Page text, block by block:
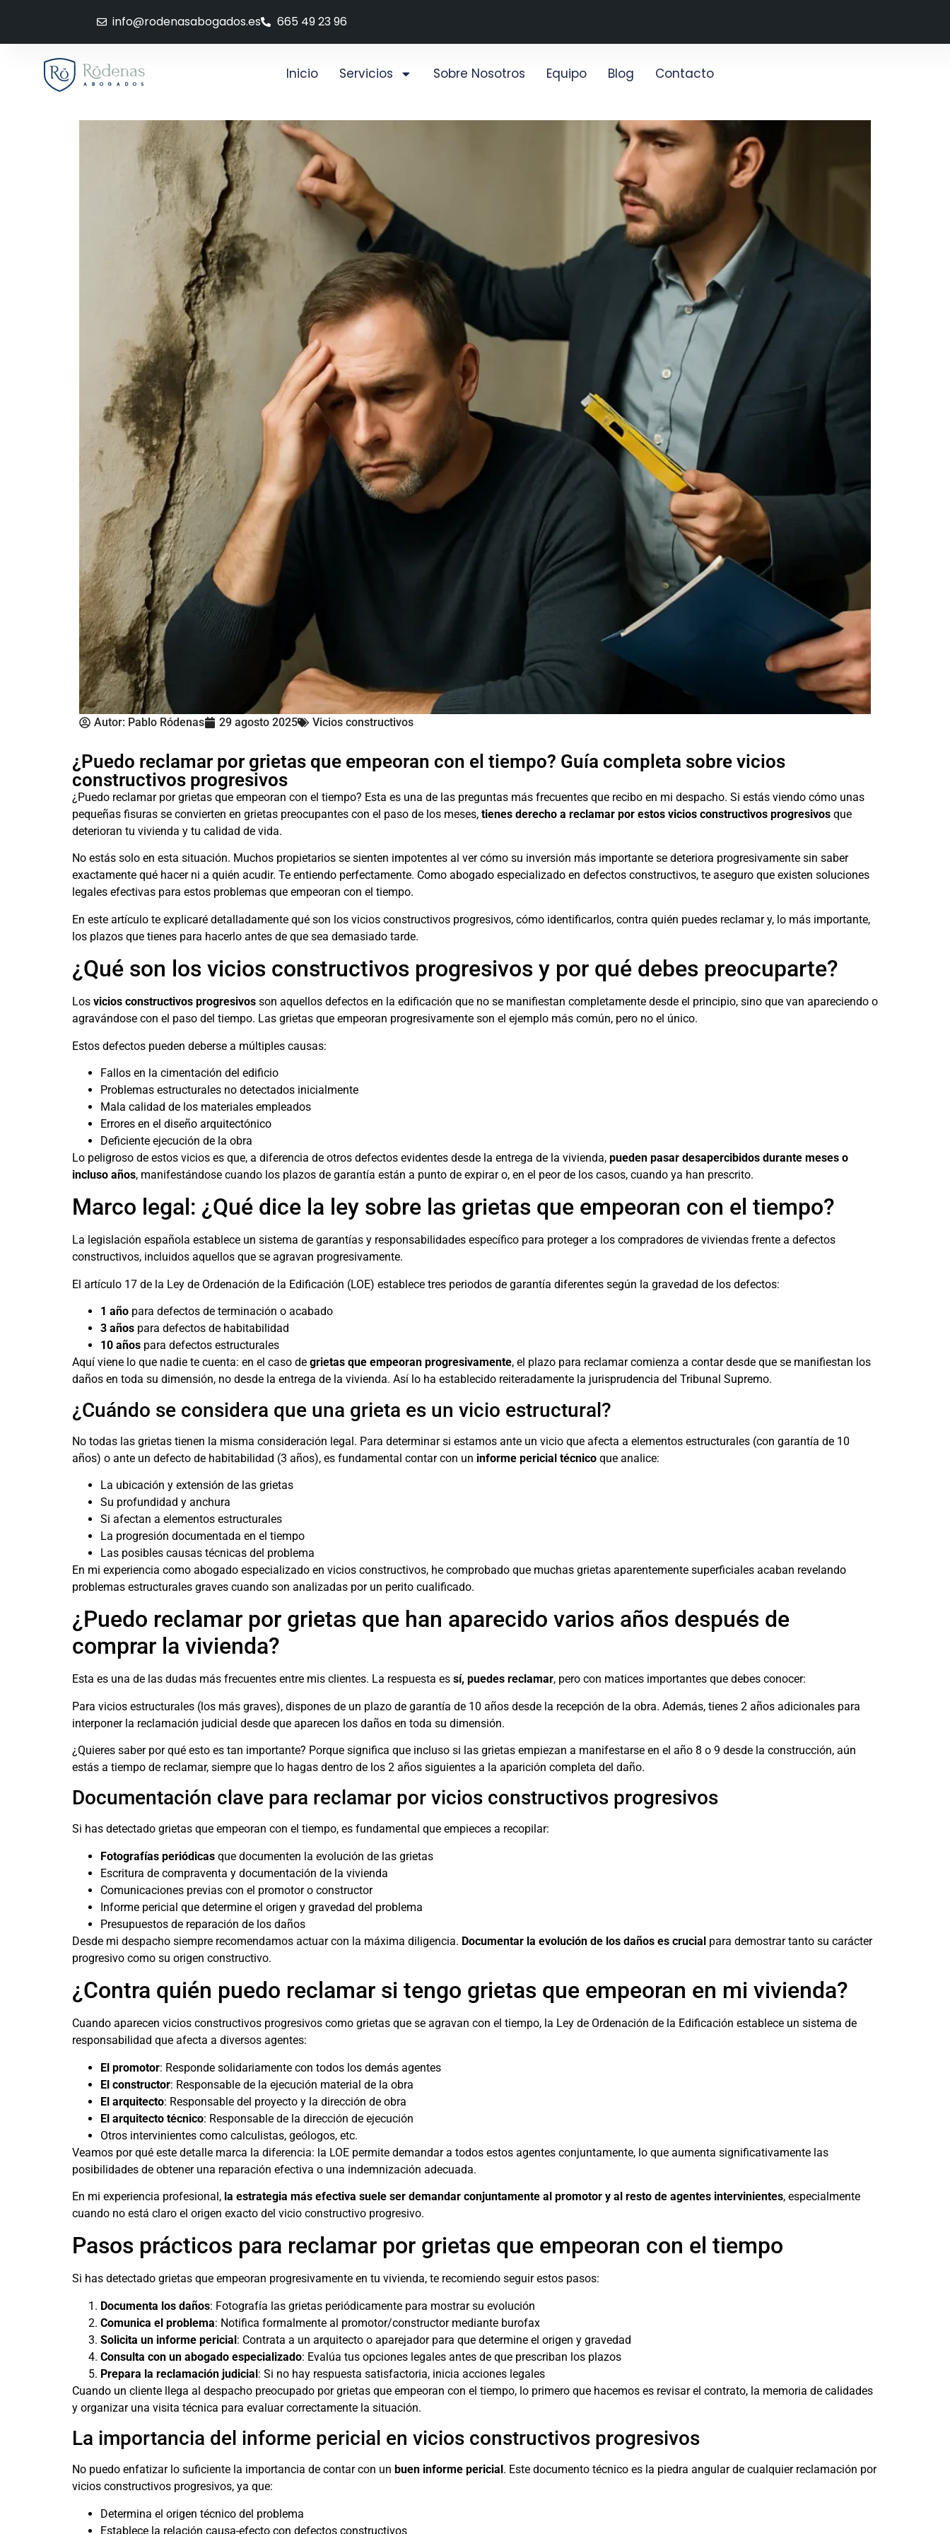
info@rodenasabogados.es 665 49 23 96
Inicio Servicios Sobre Nosotros Equipo Blog Contacto
Autor: Pablo Ródenas 29 agosto 2025 Vicios constructivos
¿Puedo reclamar por grietas que empeoran con el tiempo? Guía completa sobre vicios
constructivos progresivos
¿Puedo reclamar por grietas que empeoran con el tiempo? Esta es una de las preguntas más frecuentes que recibo en mi despacho. Si estás viendo cómo unas
pequeñas fisuras se convierten en grietas preocupantes con el paso de los meses, tienes derecho a reclamar por estos vicios constructivos progresivos que
deterioran tu vivienda y tu calidad de vida.
No estás solo en esta situación. Muchos propietarios se sienten impotentes al ver cómo su inversión más importante se deteriora progresivamente sin saber
exactamente qué hacer ni a quién acudir. Te entiendo perfectamente. Como abogado especializado en defectos constructivos, te aseguro que existen soluciones
legales efectivas para estos problemas que empeoran con el tiempo.
En este artículo te explicaré detalladamente qué son los vicios constructivos progresivos, cómo identificarlos, contra quién puedes reclamar y, lo más importante,
los plazos que tienes para hacerlo antes de que sea demasiado tarde.
¿Qué son los vicios constructivos progresivos y por qué debes preocuparte?
Los vicios constructivos progresivos son aquellos defectos en la edificación que no se manifiestan completamente desde el principio, sino que van apareciendo o
agravándose con el paso del tiempo. Las grietas que empeoran progresivamente son el ejemplo más común, pero no el único.
Estos defectos pueden deberse a múltiples causas:
Fallos en la cimentación del edificio
Problemas estructurales no detectados inicialmente
Mala calidad de los materiales empleados
Errores en el diseño arquitectónico
Deficiente ejecución de la obra
Lo peligroso de estos vicios es que, a diferencia de otros defectos evidentes desde la entrega de la vivienda, pueden pasar desapercibidos durante meses o
incluso años, manifestándose cuando los plazos de garantía están a punto de expirar o, en el peor de los casos, cuando ya han prescrito.
Marco legal: ¿Qué dice la ley sobre las grietas que empeoran con el tiempo?
La legislación española establece un sistema de garantías y responsabilidades específico para proteger a los compradores de viviendas frente a defectos
constructivos, incluidos aquellos que se agravan progresivamente.
El artículo 17 de la Ley de Ordenación de la Edificación (LOE) establece tres periodos de garantía diferentes según la gravedad de los defectos:
1 año para defectos de terminación o acabado
3 años para defectos de habitabilidad
10 años para defectos estructurales
Aquí viene lo que nadie te cuenta: en el caso de grietas que empeoran progresivamente, el plazo para reclamar comienza a contar desde que se manifiestan los
daños en toda su dimensión, no desde la entrega de la vivienda. Así lo ha establecido reiteradamente la jurisprudencia del Tribunal Supremo.
¿Cuándo se considera que una grieta es un vicio estructural?
No todas las grietas tienen la misma consideración legal. Para determinar si estamos ante un vicio que afecta a elementos estructurales (con garantía de 10
años) o ante un defecto de habitabilidad (3 años), es fundamental contar con un informe pericial técnico que analice:
La ubicación y extensión de las grietas
Su profundidad y anchura
Si afectan a elementos estructurales
La progresión documentada en el tiempo
Las posibles causas técnicas del problema
En mi experiencia como abogado especializado en vicios constructivos, he comprobado que muchas grietas aparentemente superficiales acaban revelando
problemas estructurales graves cuando son analizadas por un perito cualificado.
¿Puedo reclamar por grietas que han aparecido varios años después de
comprar la vivienda?
Esta es una de las dudas más frecuentes entre mis clientes. La respuesta es sí, puedes reclamar, pero con matices importantes que debes conocer:
Para vicios estructurales (los más graves), dispones de un plazo de garantía de 10 años desde la recepción de la obra. Además, tienes 2 años adicionales para
interponer la reclamación judicial desde que aparecen los daños en toda su dimensión.
¿Quieres saber por qué esto es tan importante? Porque significa que incluso si las grietas empiezan a manifestarse en el año 8 o 9 desde la construcción, aún
estás a tiempo de reclamar, siempre que lo hagas dentro de los 2 años siguientes a la aparición completa del daño.
Documentación clave para reclamar por vicios constructivos progresivos
Si has detectado grietas que empeoran con el tiempo, es fundamental que empieces a recopilar:
Fotografías periódicas que documenten la evolución de las grietas
Escritura de compraventa y documentación de la vivienda
Comunicaciones previas con el promotor o constructor
Informe pericial que determine el origen y gravedad del problema
Presupuestos de reparación de los daños
Desde mi despacho siempre recomendamos actuar con la máxima diligencia. Documentar la evolución de los daños es crucial para demostrar tanto su carácter
progresivo como su origen constructivo.
¿Contra quién puedo reclamar si tengo grietas que empeoran en mi vivienda?
Cuando aparecen vicios constructivos progresivos como grietas que se agravan con el tiempo, la Ley de Ordenación de la Edificación establece un sistema de
responsabilidad que afecta a diversos agentes:
El promotor: Responde solidariamente con todos los demás agentes
El constructor: Responsable de la ejecución material de la obra
El arquitecto: Responsable del proyecto y la dirección de obra
El arquitecto técnico: Responsable de la dirección de ejecución
Otros intervinientes como calculistas, geólogos, etc.
Veamos por qué este detalle marca la diferencia: la LOE permite demandar a todos estos agentes conjuntamente, lo que aumenta significativamente las
posibilidades de obtener una reparación efectiva o una indemnización adecuada.
En mi experiencia profesional, la estrategia más efectiva suele ser demandar conjuntamente al promotor y al resto de agentes intervinientes, especialmente
cuando no está claro el origen exacto del vicio constructivo progresivo.
Pasos prácticos para reclamar por grietas que empeoran con el tiempo
Si has detectado grietas que empeoran progresivamente en tu vivienda, te recomiendo seguir estos pasos:
Documenta los daños: Fotografía las grietas periódicamente para mostrar su evolución
Comunica el problema: Notifica formalmente al promotor/constructor mediante burofax
Solicita un informe pericial: Contrata a un arquitecto o aparejador para que determine el origen y gravedad
Consulta con un abogado especializado: Evalúa tus opciones legales antes de que prescriban los plazos
Prepara la reclamación judicial: Si no hay respuesta satisfactoria, inicia acciones legales
Cuando un cliente llega al despacho preocupado por grietas que empeoran con el tiempo, lo primero que hacemos es revisar el contrato, la memoria de calidades
y organizar una visita técnica para evaluar correctamente la situación.
La importancia del informe pericial en vicios constructivos progresivos
No puedo enfatizar lo suficiente la importancia de contar con un buen informe pericial . Este documento técnico es la piedra angular de cualquier reclamación por
vicios constructivos progresivos, ya que:
Determina el origen técnico del problema
Establece la relación causa-efecto con defectos constructivos